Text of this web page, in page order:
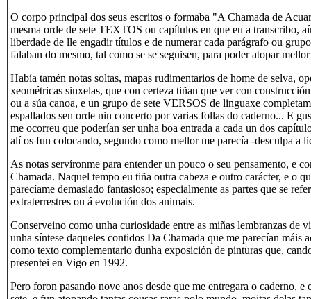
O corpo principal dos seus escritos o formaba "A Chamada de
mesma orde de sete TEXTOS ou capítulos en que eu a transcribo,
liberdade de lle engadir títulos e de numerar cada parágrafo ou
falaban do mesmo, tal como se se seguisen, para poder atopar
Había tamén notas soltas, mapas rudimentarios de home de selva,
xeométricas sinxelas, que con certeza tiñan que ver con
ou a súa canoa, e un grupo de sete VERSOS de linguaxe
espallados sen orde nin concerto por varias follas do caderno... E
me ocorreu que poderían ser unha boa entrada a cada un dos
alí os fun colocando, segundo como mellor me parecía -desculpa a
As notas servíronme para entender un pouco o seu pensamento, e
Chamada. Naquel tempo eu tiña outra cabeza e outro carácter, e o
parecíame demasiado fantasioso; especialmente as partes que se
extraterrestres ou á evolución dos animais.
Conserveino como unha curiosidade entre as miñas lembranzas de
unha síntese daqueles contidos Da Chamada que me parecían máis
como texto complementario dunha exposición de pinturas que,
presentei en Vigo en 1992.
Pero foron pasando nove anos desde que me entregara o caderno, e